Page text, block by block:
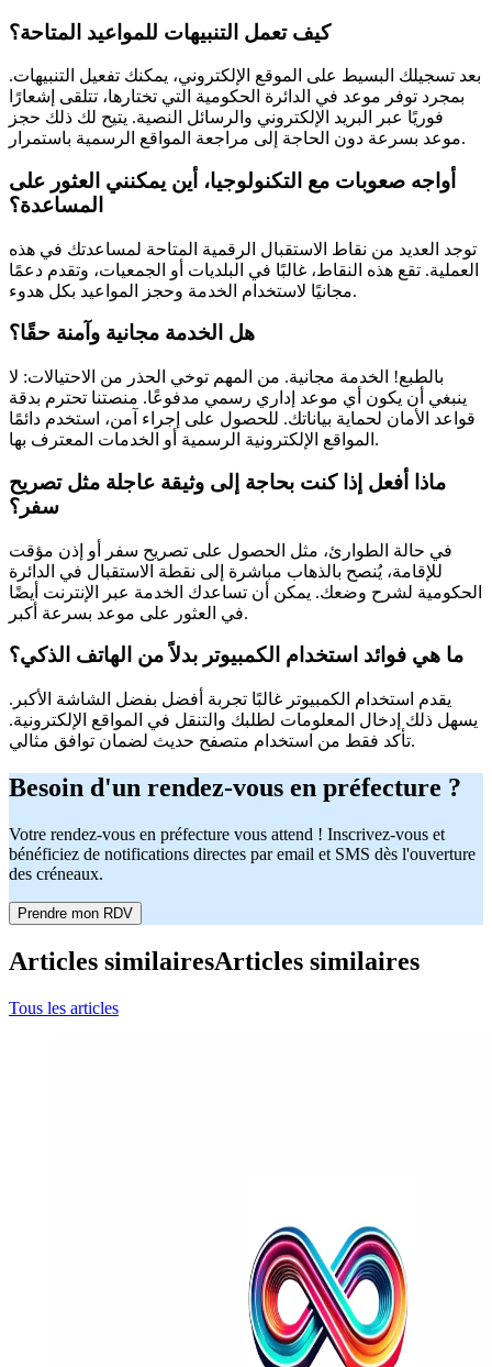
كيف تعمل التنبيهات للمواعيد المتاحة؟
بعد تسجيلك البسيط على الموقع الإلكتروني، يمكنك تفعيل التنبيهات.
بمجرد توفر موعد في الدائرة الحكومية التي تختارها، تتلقى إشعارًا
فوريًا عبر البريد الإلكتروني والرسائل النصية. يتيح لك ذلك حجز
موعد بسرعة دون الحاجة إلى مراجعة المواقع الرسمية باستمرار.
أواجه صعوبات مع التكنولوجيا، أين يمكنني العثور على
المساعدة؟
توجد العديد من نقاط الاستقبال الرقمية المتاحة لمساعدتك في هذه
العملية. تقع هذه النقاط، غالبًا في البلديات أو الجمعيات، وتقدم دعمًا
مجانيًا لاستخدام الخدمة وحجز المواعيد بكل هدوء.
هل الخدمة مجانية وآمنة حقًا؟
بالطبع! الخدمة مجانية. من المهم توخي الحذر من الاحتيالات: لا
ينبغي أن يكون أي موعد إداري رسمي مدفوعًا. منصتنا تحترم بدقة
قواعد الأمان لحماية بياناتك. للحصول على إجراء آمن، استخدم دائمًا
المواقع الإلكترونية الرسمية أو الخدمات المعترف بها.
ماذا أفعل إذا كنت بحاجة إلى وثيقة عاجلة مثل تصريح
سفر؟
في حالة الطوارئ، مثل الحصول على تصريح سفر أو إذن مؤقت
للإقامة، يُنصح بالذهاب مباشرة إلى نقطة الاستقبال في الدائرة
الحكومية لشرح وضعك. يمكن أن تساعدك الخدمة عبر الإنترنت أيضًا
في العثور على موعد بسرعة أكبر.
ما هي فوائد استخدام الكمبيوتر بدلاً من الهاتف الذكي؟
يقدم استخدام الكمبيوتر غالبًا تجربة أفضل بفضل الشاشة الأكبر.
يسهل ذلك إدخال المعلومات لطلبك والتنقل في المواقع الإلكترونية.
تأكد فقط من استخدام متصفح حديث لضمان توافق مثالي.
Besoin d'un rendez-vous en préfecture ?
Votre rendez-vous en préfecture vous attend ! Inscrivez-vous et
bénéficiez de notifications directes par email et SMS dès l'ouverture
des créneaux.
Prendre mon RDV
Articles similairesArticles similaires
Tous les articles